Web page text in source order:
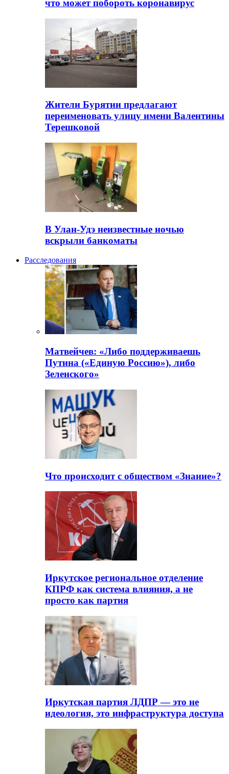
что может побороть коронавирус
Жители Бурятии предлагают
переименовать улицу имени Валентины
Терешковой
В Улан-Удэ неизвестные ночью
вскрыли банкоматы
Расследования
Матвейчев: «Либо поддерживаешь
Путина («Единую Россию»), либо
Зеленского»
Что происходит с обществом «Знание»?
Иркутское региональное отделение
КПРФ как система влияния, а не
просто как партия
Иркутская партия ЛДПР — это не
идеология, это инфраструктура доступа